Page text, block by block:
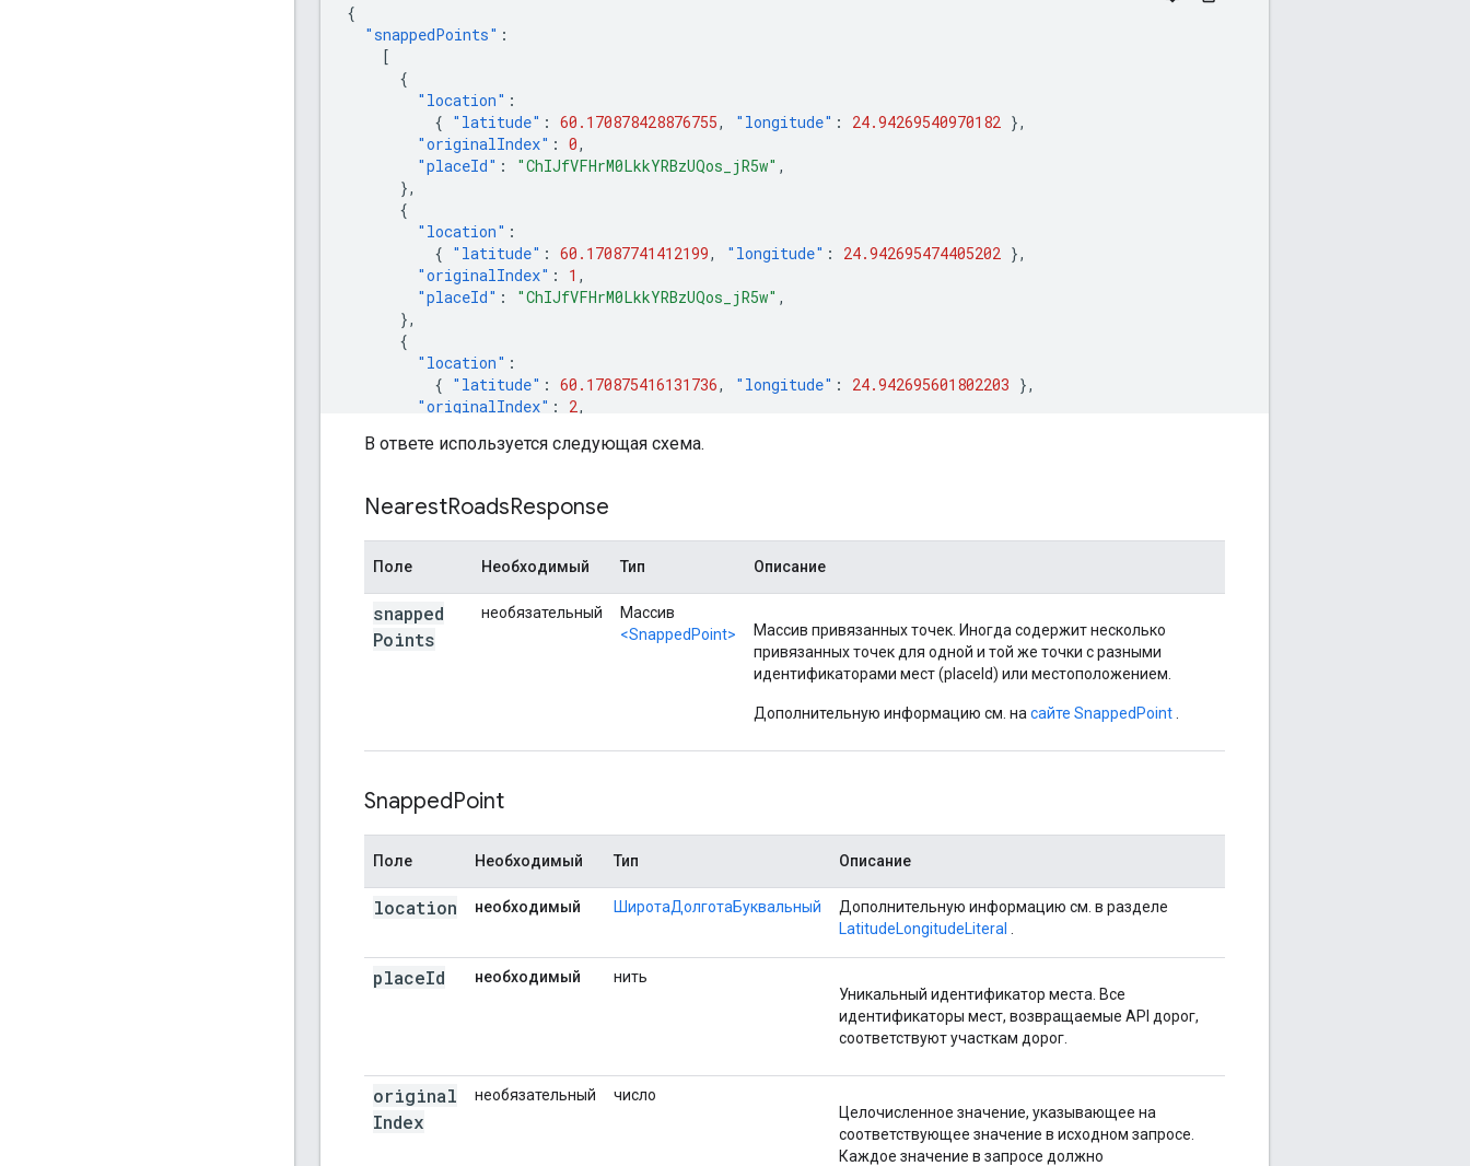
{
"snappedPoints" :
[
{
"location" :
{ "latitude" : 60.170878428876755, "longitude" : 24.94269540970182 },
"originalIndex" : 0,
"placeId" : "ChIJfVFHrM0LkkYRBzUQos_jR5w" ,
},
{
"location" :
{ "latitude" : 60.17087741412199, "longitude" : 24.942695474405202 },
"originalIndex" : 1 ,
"placeId" : "ChIJfVFHrM0LkkYRBzUQos_jR5w" ,
},
{
"location" :
{ "latitude" : 60.170875416131736, "longitude" : 24.942695601802203 },
"originalIndex" : 2,
},
В ответе используется следующая схема.
NearestRoadsResponse
Поле Необходимый Тип Описание
snapped
Points
необязательный
Массив
<SnappedPoint>
Массив привязанных точек. Иногда содержит несколько
привязанных точек для одной и той же точки с разными
идентификаторами мест (placeId) или местоположением.
Дополнительную информацию см. на сайте SnappedPoint
SnappedPoint
Поле Необходимый Тип Описание
location необходимый ШиротаДолготаБуквальный
Дополнительную информацию см. в разделе
LatitudeLongitudeLiteral
placeId необходимый
нить
Уникальный идентификатор места. Все
идентификаторы мест, возвращаемые API дорог,
соответствуют участкам дорог.
original
Index
необязательный
число
Целочисленное значение, указывающее на
соответствующее значение в исходном запросе.
Каждое значение в запросе должно